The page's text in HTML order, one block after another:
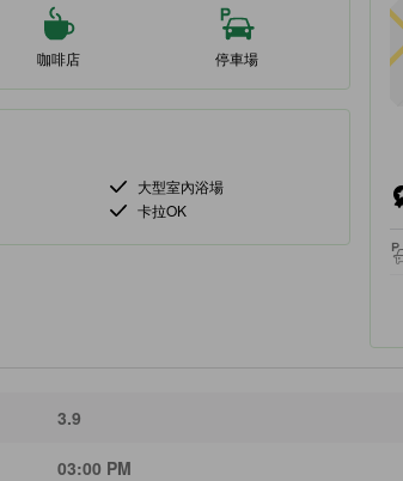
咖啡店 停車場
大型室內浴場
卡拉OK
3.9
03:00 PM